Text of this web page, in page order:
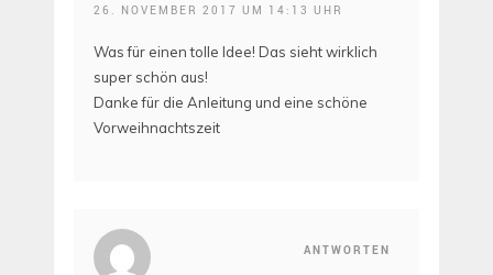
26. NOVEMBER 2017 UM 14:13 UHR
Was für einen tolle Idee! Das sieht wirklich
super schön aus!
Danke für die Anleitung und eine schöne
Vorweihnachtszeit
ANTWORTEN